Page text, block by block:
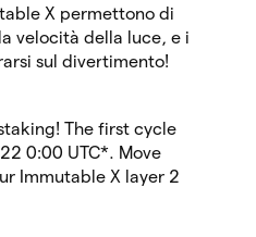
X permettono di
velocità della luce, e i
sul divertimento!
The first cycle
0:00 UTC*. Move
Immutable X layer 2